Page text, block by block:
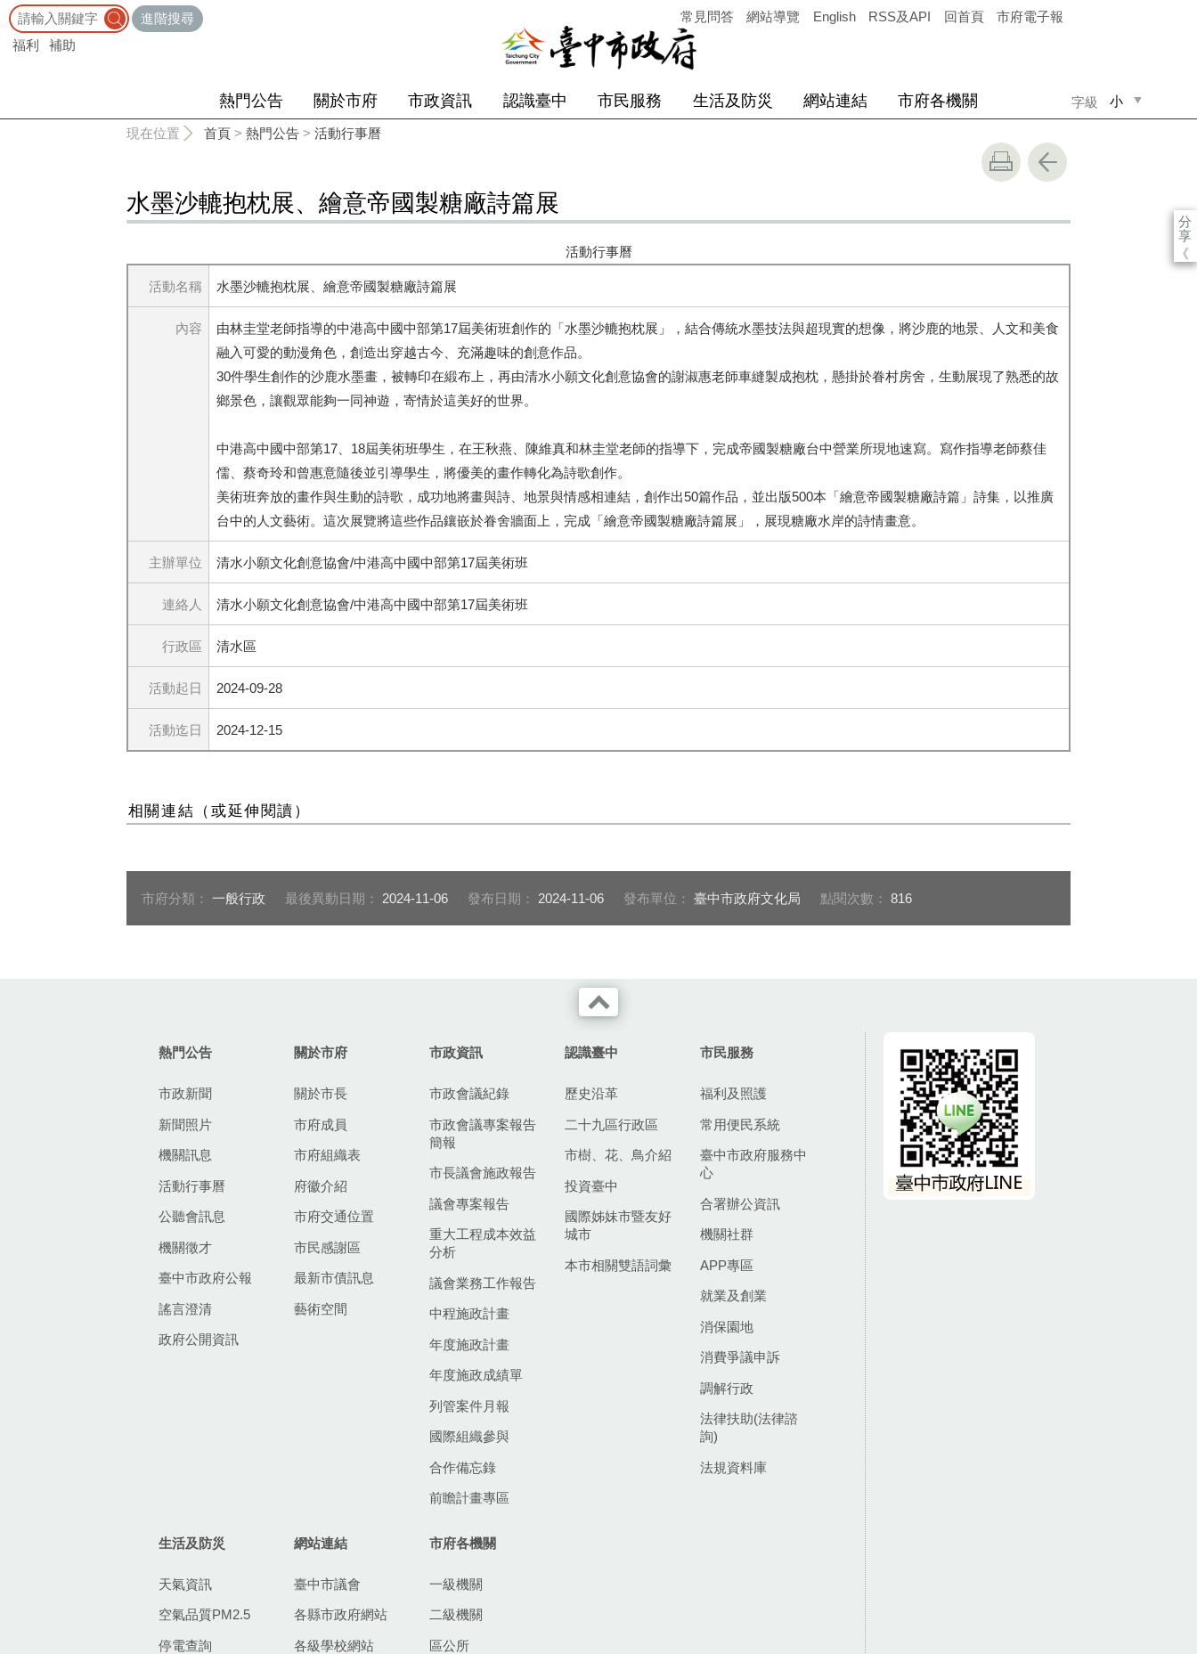
進階搜尋
福利
補助
常見問答 網站導覽 English RSS及API 回首頁 市府電子報
字級 小
熱門公告 關於市府 市政資訊 認識臺中 市民服務 生活及防災 網站連結 市府各機關
現在位置 首頁 > 熱門公告 > 活動行事曆
分
享
《
水墨沙轆抱枕展、繪意帝國製糖廠詩篇展
活動行事曆
活動名稱 水墨沙轆抱枕展、繪意帝國製糖廠詩篇展
內容
由林圭堂老師指導的中港高中國中部第17屆美術班創作的「水墨沙轆抱枕展」，結合傳統水墨技法與超現實的想像，將沙鹿的地景、人文和美食
融入可愛的動漫角色，創造出穿越古今、充滿趣味的創意作品。
30件學生創作的沙鹿水墨畫，被轉印在緞布上，再由清水小願文化創意協會的謝淑惠老師車縫製成抱枕，懸掛於眷村房舍，生動展現了熟悉的故
鄉景色，讓觀眾能夠一同神遊，寄情於這美好的世界。
中港高中國中部第17、18屆美術班學生，在王秋燕、陳維真和林圭堂老師的指導下，完成帝國製糖廠台中營業所現地速寫。寫作指導老師蔡佳
儒、蔡奇玲和曾惠意隨後並引導學生，將優美的畫作轉化為詩歌創作。
美術班奔放的畫作與生動的詩歌，成功地將畫與詩、地景與情感相連結，創作出50篇作品，並出版500本「繪意帝國製糖廠詩篇」詩集，以推廣
台中的人文藝術。這次展覽將這些作品鑲嵌於眷舍牆面上，完成「繪意帝國製糖廠詩篇展」，展現糖廠水岸的詩情畫意。
主辦單位 清水小願文化創意協會/中港高中國中部第17屆美術班
連絡人 清水小願文化創意協會/中港高中國中部第17屆美術班
行政區 清水區
活動起日 2024-09-28
活動迄日 2024-12-15
相關連結（或延伸閱讀）
市府分類： 一般行政 最後異動日期： 2024-11-06 發布日期： 2024-11-06 發布單位： 臺中市政府文化局 點閱次數： 816
熱門公告
市政新聞
新聞照片
機關訊息
活動行事曆
公聽會訊息
機關徵才
臺中市政府公報
謠言澄清
政府公開資訊
關於市府
關於市長
市府成員
市府組織表
府徽介紹
市府交通位置
市民感謝區
最新市債訊息
藝術空間
市政資訊
市政會議紀錄
市政會議專案報告
簡報
市長議會施政報告
議會專案報告
重大工程成本效益
分析
議會業務工作報告
中程施政計畫
年度施政計畫
年度施政成績單
列管案件月報
國際組織參與
合作備忘錄
前瞻計畫專區
認識臺中
歷史沿革
二十九區行政區
市樹、花、鳥介紹
投資臺中
國際姊妹市暨友好
城市
本市相關雙語詞彙
市民服務
福利及照護
常用便民系統
臺中市政府服務中
心
合署辦公資訊
機關社群
APP專區
就業及創業
消保園地
消費爭議申訴
調解行政
法律扶助(法律諮
詢)
法規資料庫
生活及防災
天氣資訊
空氣品質PM2.5
停電查詢
網站連結
臺中市議會
各縣市政府網站
各級學校網站
市府各機關
一級機關
二級機關
區公所